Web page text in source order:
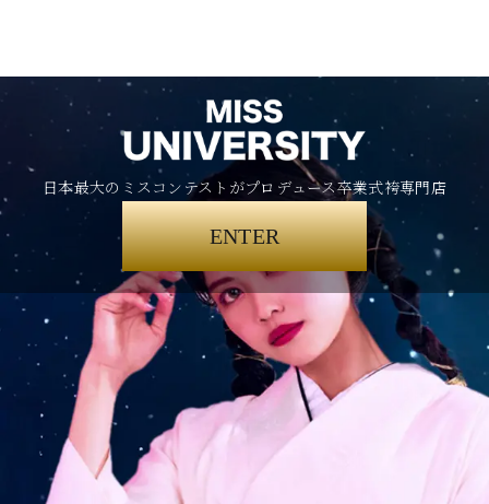
日本最大のミスコンテストがプロデュース卒業式袴専門店
ENTER